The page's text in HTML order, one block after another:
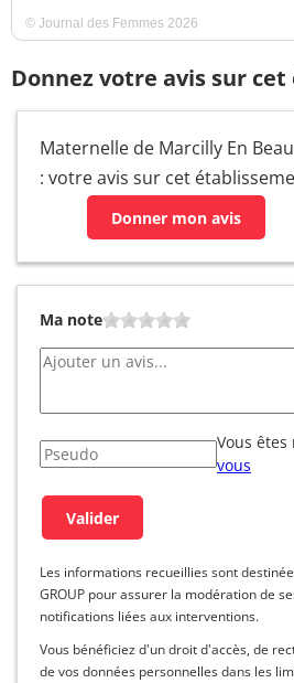
© Journal des Femmes 2026
Donnez votre avis sur
Maternelle de Marcilly En
: votre avis sur cet
Donner mon avis
Ma note
Vous êtes
vous
Les informations recueillies sont
GROUP pour assurer la modération de
notifications liées aux interventions.
Vous bénéficiez d'un droit d'accès, de
de vos données personnelles dans les